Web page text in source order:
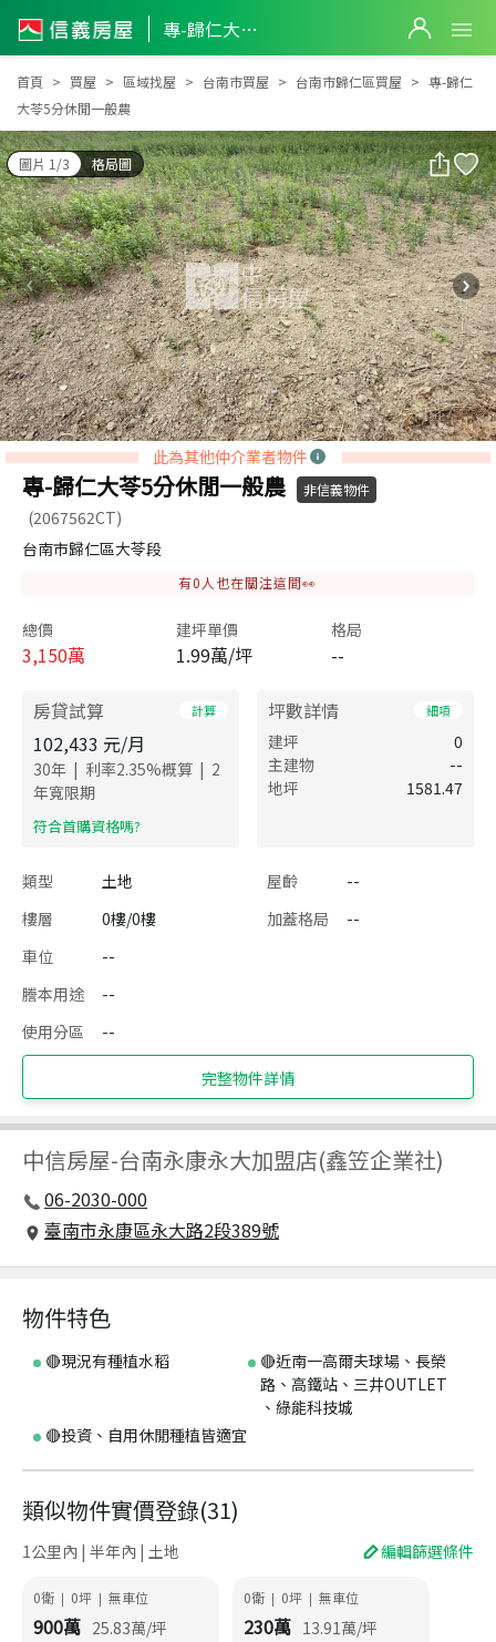
專-歸仁大苓5分休閒一般農
專-歸仁大苓5分休閒一般農
首頁 買屋 區域找屋 台南市買屋 台南市歸仁區買屋
專-歸仁
大苓5分休閒一般農
圖片 1/3 格局圖
此為其他仲介業者物件
專-歸仁大苓5分休閒一般農 非信義物件
(2067562CT)
台南市歸仁區大苓段
有0 人也在關注這間👀
總價
3,150萬
建坪單價
1.99萬/坪
格局
--
房貸試算 計算
102,433 元/月
30年 | 利率2.35%概算 | 2
年寬限期
​符合首購資格嗎?
坪數詳情 細項
建坪
0
主建物
--
地坪
1581.47
類型 土地 屋齡
--
樓層
0樓/0樓 加蓋格局
--
車位
--
謄本用途
--
使用分區
--
完整物件詳情
中信房屋-台南永康永大加盟店(鑫笠企業社)
06-2030-000
臺南市永康區永大路2段389號
物件特色
🔴現況有種植水稻
🔴近南一高爾夫球場、長榮
路、高鐵站、三井OUTLET
、綠能科技城
🔴投資、自用休閒種植皆適宜
類似物件實價登錄(31)
1公里內 | 半年內 | 土地 編輯篩選條件
0衛 | 0坪 | 無車位
900萬 25.83萬/坪
0衛 | 0坪 | 無車位
230萬 13.91萬/坪